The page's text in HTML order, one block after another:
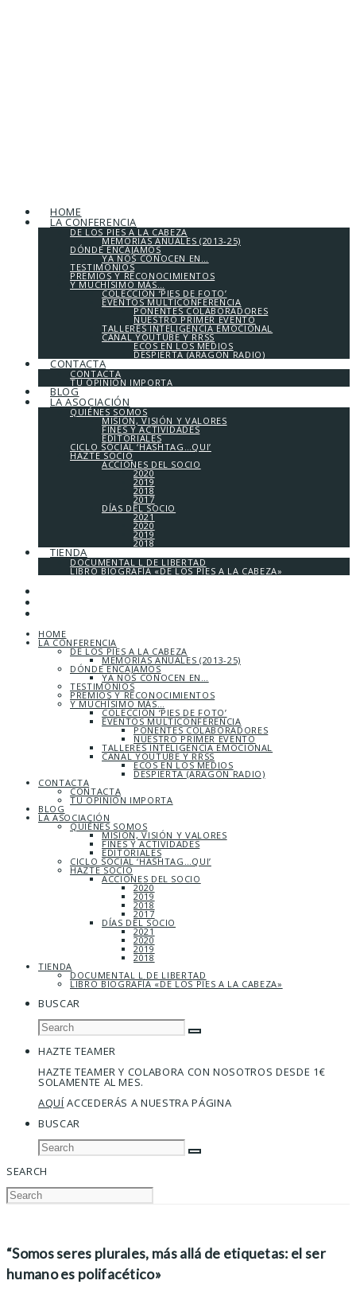
HOME
LA CONFERENCIA
DE LOS PIES A LA CABEZA
MEMORIAS ANUALES (2013-25)
DÓNDE ENCAJAMOS
YA NOS CONOCEN EN…
TESTIMONIOS
PREMIOS Y RECONOCIMIENTOS
Y MUCHÍSIMO MÁS…
COLECCIÓN ‘PIES DE FOTO’
EVENTOS MULTICONFERENCIA
PONENTES COLABORADORES
NUESTRO PRIMER EVENTO
TALLERES INTELIGENCIA EMOCIONAL
CANAL YOUTUBE Y RRSS
ECOS EN LOS MEDIOS
DESPIERTA (ARAGÓN RADIO)
CONTACTA
CONTACTA
TU OPINIÓN IMPORTA
BLOG
LA ASOCIACIÓN
QUIÉNES SOMOS
MISIÓN, VISIÓN Y VALORES
FINES Y ACTIVIDADES
EDITORIALES
CICLO SOCIAL ‘HASHTAG…QUI’
HAZTE SOCIO
ACCIONES DEL SOCIO
2020
2019
2018
2017
DÍAS DEL SOCIO
2021
2020
2019
2018
TIENDA
DOCUMENTAL L DE LIBERTAD
LIBRO BIOGRAFÍA «DE LOS PIES A LA CABEZA»
HOME
LA CONFERENCIA
DE LOS PIES A LA CABEZA
MEMORIAS ANUALES (2013-25)
DÓNDE ENCAJAMOS
YA NOS CONOCEN EN…
TESTIMONIOS
PREMIOS Y RECONOCIMIENTOS
Y MUCHÍSIMO MÁS…
COLECCIÓN ‘PIES DE FOTO’
EVENTOS MULTICONFERENCIA
PONENTES COLABORADORES
NUESTRO PRIMER EVENTO
TALLERES INTELIGENCIA EMOCIONAL
CANAL YOUTUBE Y RRSS
ECOS EN LOS MEDIOS
DESPIERTA (ARAGÓN RADIO)
CONTACTA
CONTACTA
TU OPINIÓN IMPORTA
BLOG
LA ASOCIACIÓN
QUIÉNES SOMOS
MISIÓN, VISIÓN Y VALORES
FINES Y ACTIVIDADES
EDITORIALES
CICLO SOCIAL ‘HASHTAG…QUI’
HAZTE SOCIO
ACCIONES DEL SOCIO
2020
2019
2018
2017
DÍAS DEL SOCIO
2021
2020
2019
2018
TIENDA
DOCUMENTAL L DE LIBERTAD
LIBRO BIOGRAFÍA «DE LOS PIES A LA CABEZA»
BUSCAR
HAZTE TEAMER
HAZTE TEAMER Y COLABORA CON NOSOTROS DESDE 1€
SOLAMENTE AL MES.
AQUÍACCEDERÁS A NUESTRA PÁGINA
BUSCAR
SEARCH
“Somos seres plurales, más allá de etiquetas: el ser
humano es polifacético»